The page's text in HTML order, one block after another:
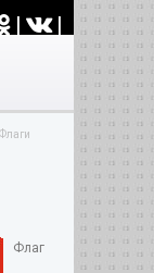
| |
Флаги
Флаг